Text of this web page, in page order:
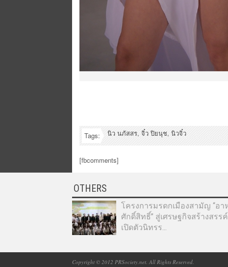
Tags: นิว นภัสสร, จิ๋ว ปิยนุช, นิวจิ๋ว
[fbcomments]
OTHERS
โครงการมรดกเมืองสามัญ “อ
ศักดิ์สิทธิ์” สู่เศรษฐกิจสร้างสรร
เปิดตัวนิทรร...
Copyright © 2012 PRSociety.net. All Rights Reserved.